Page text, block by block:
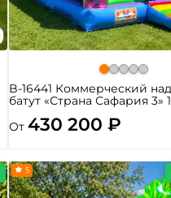
B-16441 Коммерческий
батут «Страна Сафария 3»
От 430 200 ₽
5